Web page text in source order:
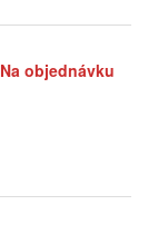
Na objednávku